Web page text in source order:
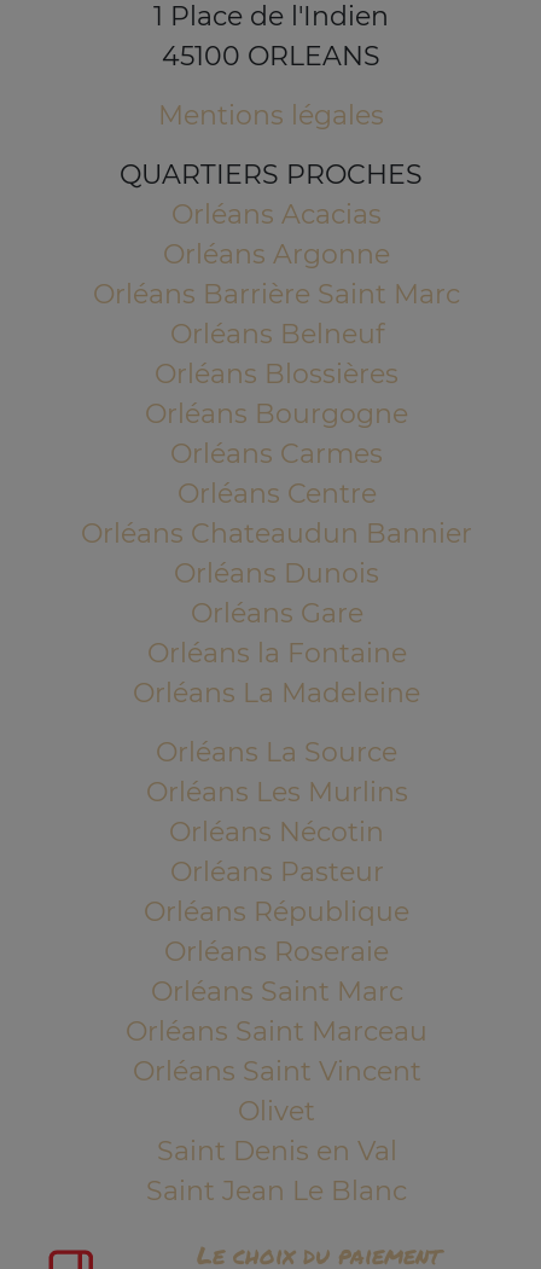
1 Place de l'Indien
45100 ORLEANS
Mentions légales
QUARTIERS PROCHES
Orléans Acacias
Orléans Argonne
Orléans Barrière Saint Marc
Orléans Belneuf
Orléans Blossières
Orléans Bourgogne
Orléans Carmes
Orléans Centre
Orléans Chateaudun Bannier
Orléans Dunois
Orléans Gare
Orléans la Fontaine
Orléans La Madeleine
Orléans La Source
Orléans Les Murlins
Orléans Nécotin
Orléans Pasteur
Orléans République
Orléans Roseraie
Orléans Saint Marc
Orléans Saint Marceau
Orléans Saint Vincent
Olivet
Saint Denis en Val
Saint Jean Le Blanc
Le choix du paiement